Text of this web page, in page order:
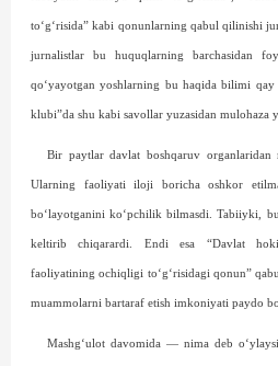
to‘g‘risida” kabi qonunlarning qabul qilinishi
jurnalistlar bu huquqlarning barchasidan
qo‘yayotgan yoshlarning bu haqida bilimi qay
klubi”da shu kabi savollar yuzasidan mulohaza
Bir paytlar davlat boshqaruv organlaridan
Ularning faoliyati iloji boricha oshkor
bo‘layotganini ko‘pchilik bilmasdi. Tabiiyki,
keltirib chiqarardi. Endi esa “Davlat
faoliyatining ochiqligi to‘g‘risidagi qonun”
muammolarni bartaraf etish imkoniyati paydo
Mashg‘ulot davomida — nima deb